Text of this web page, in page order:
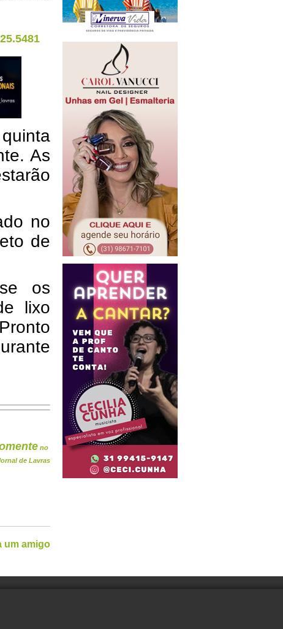
As
no
de
os
lixo
no
de Lavras
um amigo